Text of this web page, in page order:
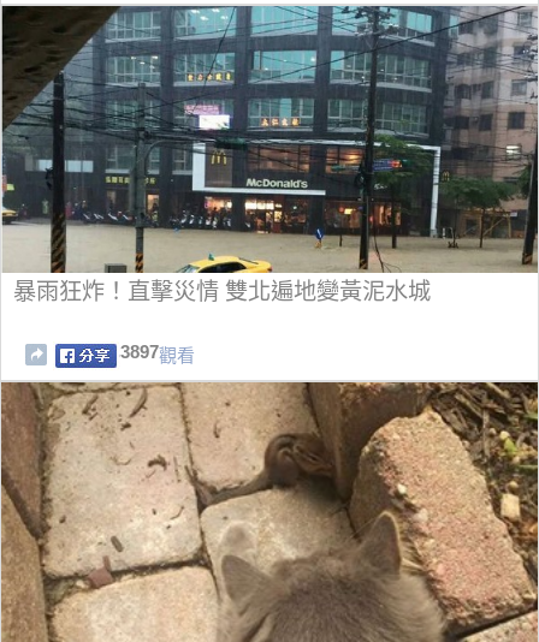
暴雨狂炸！直擊災情 雙北遍地變黃泥水城
3897觀看